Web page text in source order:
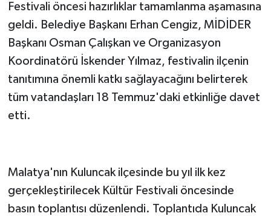
Festivali öncesi hazırlıklar tamamlanma aşamasına
geldi. Belediye Başkanı Erhan Cengiz, MİDİDER
Başkanı Osman Çalışkan ve Organizasyon
Koordinatörü İskender Yılmaz, festivalin ilçenin
tanıtımına önemli katkı sağlayacağını belirterek
tüm vatandaşları 18 Temmuz'daki etkinliğe davet
etti.
Malatya'nın Kuluncak ilçesinde bu yıl ilk kez
gerçekleştirilecek Kültür Festivali öncesinde
basın toplantısı düzenlendi. Toplantıda Kuluncak